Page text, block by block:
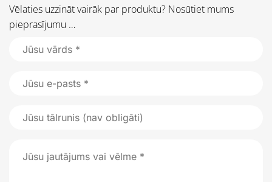
Vēlaties uzzināt vairāk par produktu? Nosūtiet mums
pieprasījumu …